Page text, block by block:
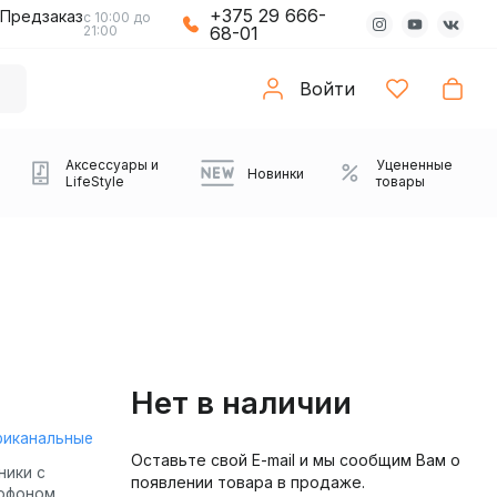
Предзаказс 10:00 до
21:00
+375 29 666-
68-01
Войти
Плееры Аудиоинтерфейсы
Виниловые
проигрыватели
Звуковые карты
Partybox
Саундбары
Компьютерные колонки Веб-камеры
Коврики с подсветкой Проекторы
Аксессуары и
LifeStyle
Зарядные устройства Транспорт
Новинки
Уцененные
товары
с
Нет в наличии
Оставьте свой E-mail и мы сообщим Вам о
появлении товара в продаже.